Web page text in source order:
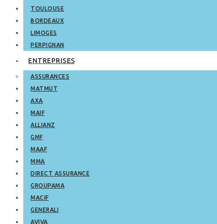
TOULOUSE
BORDEAUX
LIMOGES
PERPIGNAN
ENTREPRISES
ASSURANCES
MATMUT
AXA
MAIF
ALLIANZ
GMF
MAAF
MMA
DIRECT ASSURANCE
GROUPAMA
MACIF
GENERALI
AVIVA